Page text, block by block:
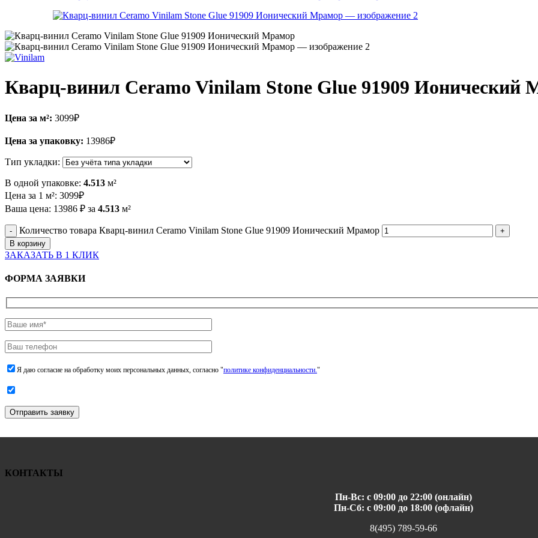
Кварц-винил Ceramo Vinilam Stone Glue 91909 Ионический
Цена за м²: 3099₽
Цена за упаковку: 13986₽
Тип укладки:
В одной упаковке: 4.513 м²
Цена за 1 м²: 3099₽
Ваша цена: 13986 ₽ за 4.513 м²
Количество товара Кварц-винил Ceramo Vinilam Stone Glue 91909 Ионический Мрамор
В корзину
ЗАКАЗАТЬ В 1 КЛИК
ФОРМА ЗАЯВКИ
Я даю согласие на обработку моих персональных данных, согласно "политике конфиденциальности."
Отправить заявку
КОНТАКТЫ
Пн-Вс: с 09:00 до 22:00 (онлайн)
Пн-Сб: с 09:00 до 18:00 (офлайн)
8(495) 789-59-66